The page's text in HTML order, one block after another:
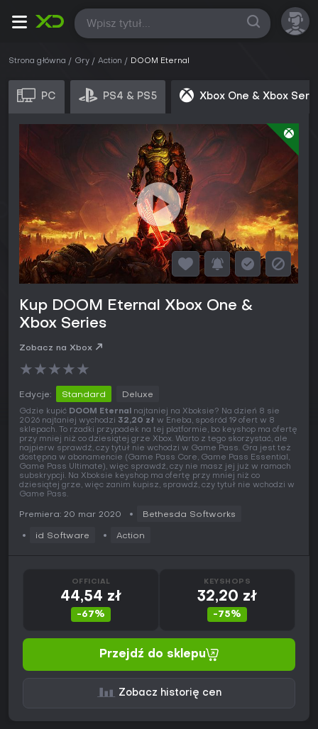
Wszystkie
Strona główna Gry Action DOOM Eternal
PC PS4 & PS5 Xbox One & Xbox
Kup DOOM Eternal Xbox One &
Xbox Series
Zobacz na Xbox
★★★★★
Edycje: Standard Deluxe
Gdzie kupić DOOM Eternal najtaniej na Xboksie? Na dzień 8 sie
2026 najtaniej wychodzi 32,20 zł w Eneba, spośród 19 ofert w 8
sklepach. To rzadki przypadek na tej platformie, bo keyshop ma ofertę
przy mniej niż co dziesiątej grze Xbox. Warto z tego skorzystać, ale
najpierw sprawdź, czy tytuł nie wchodzi w Game Pass. Gra jest też
dostępna w abonamencie (Game Pass Core, Game Pass Essential,
Game Pass Ultimate), więc sprawdź, czy nie masz jej już w ramach
subskrypcji. Na Xboksie keyshop ma ofertę przy mniej niż co
dziesiątej grze, więc zanim kupisz, sprawdź, czy tytuł nie wchodzi w
Game Pass.
Premiera: 20 mar 2020 Bethesda Softworks
id Software Action
OFFICIAL
44,54 zł
-67%
KEYSHOPS
32,20 zł
-75%
Przejdź do sklepu
Zobacz historię cen